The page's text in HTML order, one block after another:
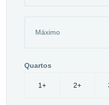
Quartos
1+ 2+